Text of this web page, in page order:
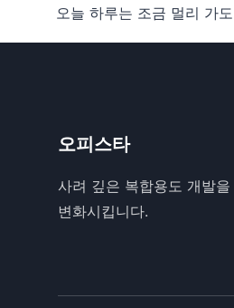
오늘 하루는 조금 멀리 가
오피스타
사려 깊은 복합용도 개발
변화시킵니다.